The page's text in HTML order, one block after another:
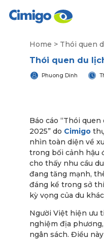
Home > Thói quen
Thói quen du
Phuong Dinh
Báo cáo “Thói
2025” do Cimigo
nhìn toàn diện về
trong bối cảnh hậu
cho thấy nhu cầu
đang tăng mạnh,
đáng kể trong sở
kỳ vọng của du
Người Việt hiện ưu
nghiệm địa
ngân sách. Điều